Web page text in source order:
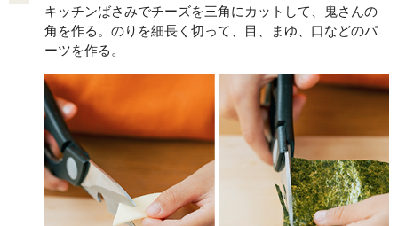
キッチンばさみでチーズを三角にカットして、鬼さんの
角を作る。のりを細長く切って、目、まゆ、口などのパ
ーツを作る。